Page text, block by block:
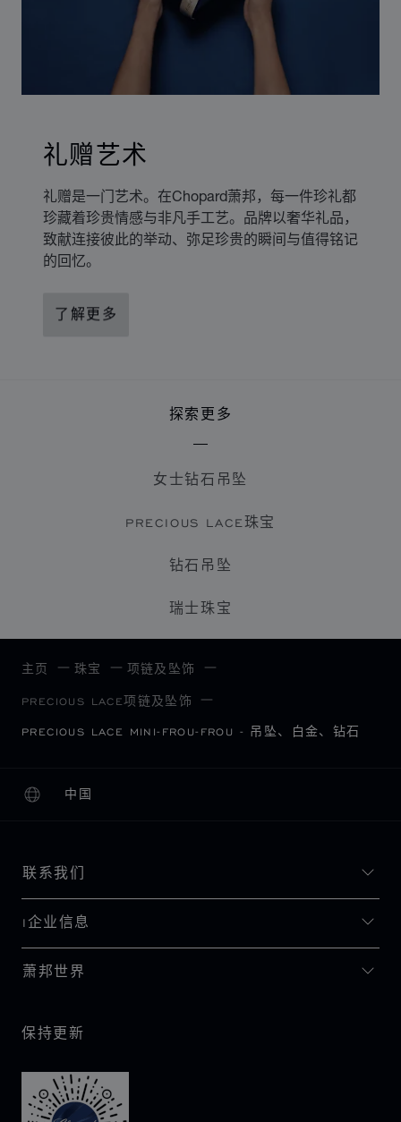
礼赠艺术
礼赠是一门艺术。在Chopard萧邦，每一件珍礼都
珍藏着珍贵情感与非凡手工艺。品牌以奢华礼品，
致献连接彼此的举动、弥足珍贵的瞬间与值得铭记
的回忆。
了解更多
探索更多
女士钻石吊坠
PRECIOUS LACE珠宝
钻石吊坠
瑞士珠宝
主页 珠宝 项链及坠饰
PRECIOUS LACE项链及坠饰
PRECIOUS LACE MINI-FROU-FROU - 吊坠、白金、钻石
中国
本地化（更改国家/地区）
更改国家/地区
联系我们
I企业信息
萧邦世界
保持更新